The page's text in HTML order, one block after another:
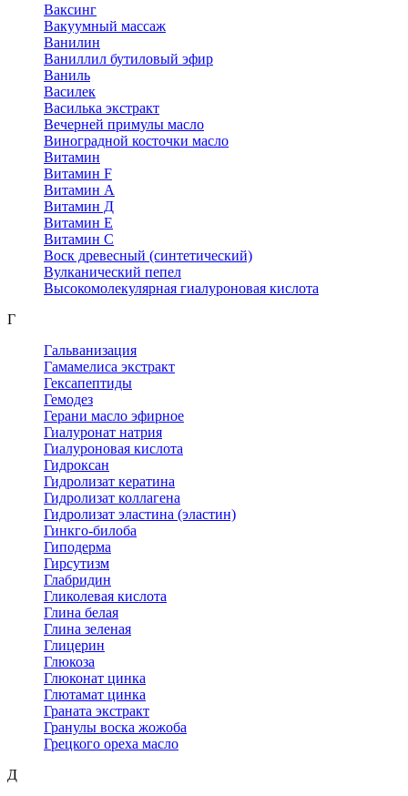
Ваксинг
Вакуумный массаж
Ванилин
Ваниллил бутиловый эфир
Ваниль
Василек
Василька экстракт
Вечерней примулы масло
Виноградной косточки масло
Витамин
Витамин F
Витамин А
Витамин Д
Витамин Е
Витамин С
Воск древесный (синтетический)
Вулканический пепел
Высокомолекулярная гиалуроновая кислота
Г
Гальванизация
Гамамелиса экстракт
Гексапептиды
Гемодез
Герани масло эфирное
Гиалуронат натрия
Гиалуроновая кислота
Гидроксан
Гидролизат кератина
Гидролизат коллагена
Гидролизат эластина (эластин)
Гинкго-билоба
Гиподерма
Гирсутизм
Глабридин
Гликолевая кислота
Глина белая
Глина зеленая
Глицерин
Глюкоза
Глюконат цинка
Глютамат цинка
Граната экстракт
Гранулы воска жожоба
Грецкого ореха масло
Д